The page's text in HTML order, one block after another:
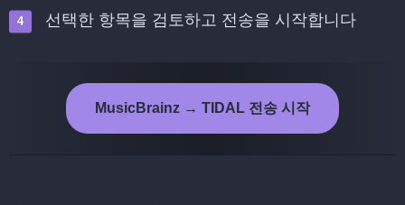
선택한 항목을 검토하고 전송을 시작합니다
MusicBrainz → TIDAL 전송 시작